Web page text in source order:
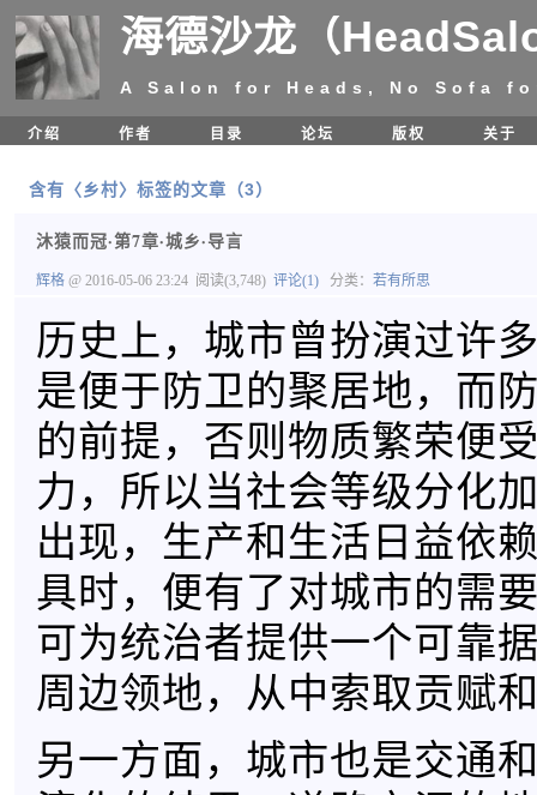
海德沙龙（
A Salon for Heads, No Sofa
介绍 作者 目录 论坛 版权 关于
含有〈乡村〉标签的文章（3）
沐猿而冠·第7章·城乡·导言
辉格 @ 2016-05-06 23:24 阅读(3,748) 评论(1) 分类： 若有所思
历史上，城市曾扮演过许
是便于防卫的聚居地，而
的前提，否则物质繁荣便
力，所以当社会等级分化
出现，生产和生活日益依
具时，便有了对城市的需
可为统治者提供一个可靠
周边领地，从中索取贡赋
另一方面，城市也是交通